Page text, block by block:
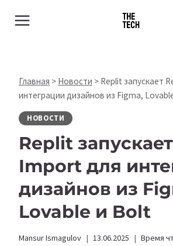
Главная > Новости > Replit запускает
интеграции дизайнов из Figma,
НОВОСТИ
Replit
Import для
дизайнов из
Lovable и Bolt
Mansur Ismagulov 13.06.2025 Время